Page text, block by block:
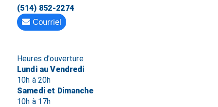
(514) 852-2274
Courriel
Heures d'ouverture
Lundi au Vendredi
10h à 20h
Samedi et Dimanche
10h à 17h